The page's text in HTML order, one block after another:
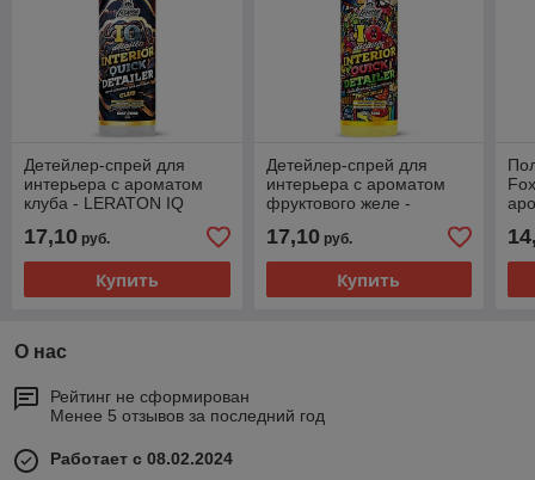
Детейлер-спрей для
интерьера с ароматом
клуба - LERATON IQ
17,10 руб.
Купить
Детейлер-спрей для
интерьера с ароматом
фруктового желе -
Jelly 473мл.
17,10руб.
Купить
и
О нас
Рейтинг не сформирован
Менее 5 отзывов за последний год
Работает с 08.02.2024